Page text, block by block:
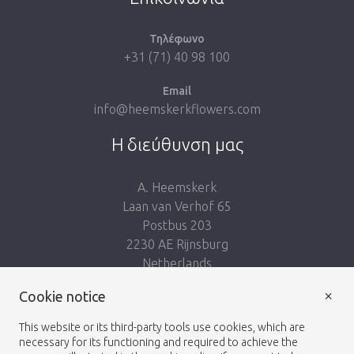
Τηλέφωνο
+31 (71) 40 98 100
Email
info@heemskerkflowers.com
Η διεύθυνση μας
A. Heemskerk
Laan van Verhof 65
Postbus 203
2230 AE Rijnsburg
Netherlands
Cookie notice
This website or its third-party tools use cookies, which are
necessary for its functioning and required to achieve the
×